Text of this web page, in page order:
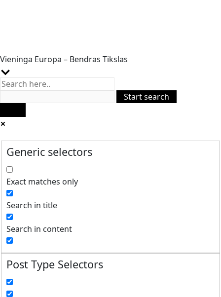
Vieninga Europa – Bendras Tikslas
Generic selectors
Exact matches only
Search in title
Search in content
Post Type Selectors